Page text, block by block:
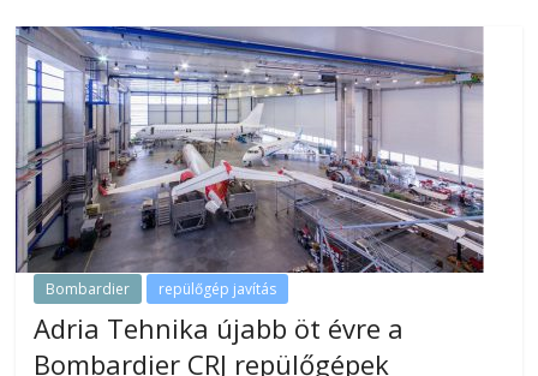
Bombardier repülőgép javítás
Adria Tehnika újabb öt évre a
Bombardier CRJ repülőgépek